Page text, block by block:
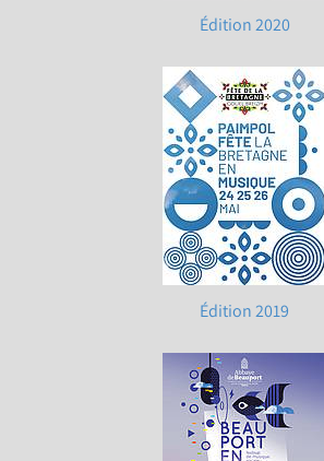
Édition 2020
Édition 2019